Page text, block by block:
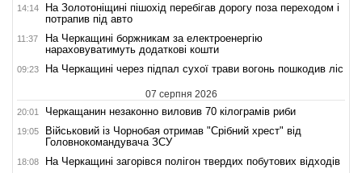
14:14
На Золотоніщині пішохід перебігав дорогу поза переходом і
потрапив під авто
11:37
На Черкащині боржникам за електроенергію
нараховуватимуть додаткові кошти
09:23 На Черкащині через підпал сухої трави вогонь пошкодив ліс
07 серпня 2026
20:01 Черкащанин незаконно виловив 70 кілограмів риби
19:05
Військовий із Чорнобая отримав "Срібний хрест" від
Головнокомандувача ЗСУ
18:08 На Черкащині загорівся полігон твердих побутових відходів